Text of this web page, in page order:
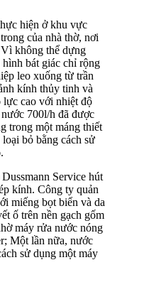
hiện ở khu vực
của nhà thờ, nơi
không thể dựng
hình bát giác chỉ rộng
leo xuống từ trần
kính thủy tinh và
lực cao với nhiệt độ
700l/h đã được
trong một máng thiết
bỏ bằng cách sử
Service hút
kính. Công ty quản
miếng bọt biển và da
ố trên nền gạch gốm
máy rửa nước nóng
Một lần nữa, nước
sử dụng một máy